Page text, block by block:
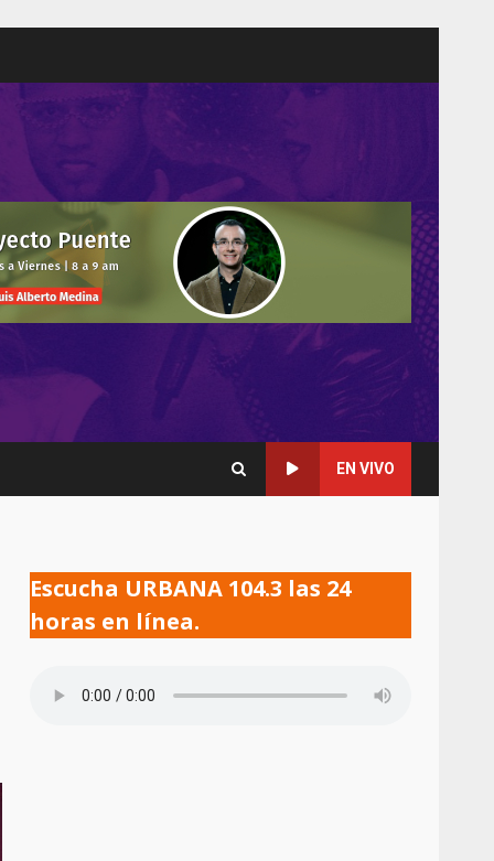
EN VIVO
Escucha URBANA 104.3 las 24
horas en línea.